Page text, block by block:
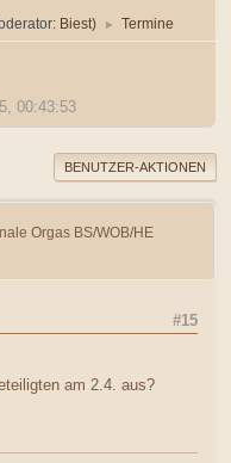
Biest) ► Termine
00:43:53
BENUTZER-AKTIONEN
Orgas BS/WOB/HE
#15
am 2.4. aus?